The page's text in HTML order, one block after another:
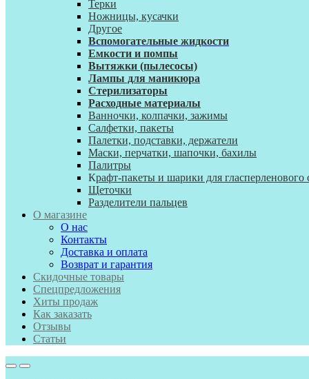
Терки
Ножницы, кусачки
Другое
Вспомогательные жидкости
Емкости и помпы
Вытяжки (пылесосы)
Лампы для маникюра
Стерилизаторы
Расходные материалы
Ванночки, колпачки, зажимы
Салфетки, пакеты
Палетки, подставки, держатели
Маски, перчатки, шапочки, бахилы
Палитры
Крафт-пакеты и шарики для гласперленового
Щеточки
Разделители пальцев
О магазине
О нас
Контакты
Доставка и оплата
Возврат и гарантия
Скидочные товары
Спецпредложения
Хиты продаж
Как заказать
Отзывы
Статьи